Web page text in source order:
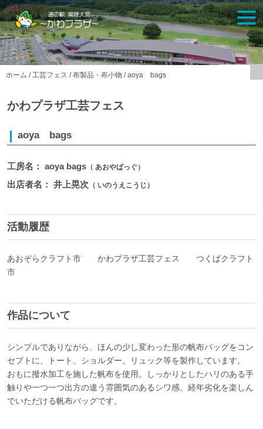
Skip
to
content
ホーム / 工芸フェス /布製品・布小物 /aoya bags
かわプラザ工芸フェス
aoya bags
工房名： aoya bags （ あおやばっぐ）
出店者名： 井上晃次 （ いのうえこうじ）
活動履歴
あおぞらクラフト市 かわプラザ工芸フェス つくばクラフト
市
作品について
シンプルでありながら、ほんの少し変わった形の帆布バッグをコン
セプトに、トート、ショルダー、リュック等を製作しています。
おもに撥水加工を施した帆布を使用。しっかりとしたハリのある手
触りや一つ一つ出方の違う雰囲気のあるシワ感。経年劣化を楽しん
でいただける帆布バッグです。